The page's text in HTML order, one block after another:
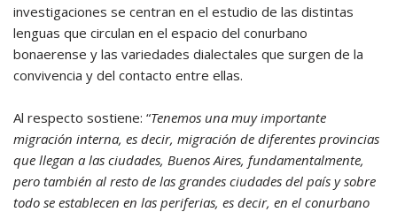
investigaciones se centran en el estudio de las distintas
lenguas que circulan en el espacio del conurbano
bonaerense y las variedades dialectales que surgen de la
convivencia y del contacto entre ellas.
Al respecto sostiene: “Tenemos una muy importante
migración interna, es decir, migración de diferentes provincias
que llegan a las ciudades, Buenos Aires, fundamentalmente,
pero también al resto de las grandes ciudades del país y sobre
todo se establecen en las periferias, es decir, en el conurbano